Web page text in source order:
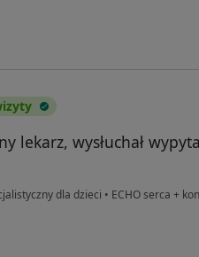
lekarz, wysłuchał
dla dzieci • ECHO serca +